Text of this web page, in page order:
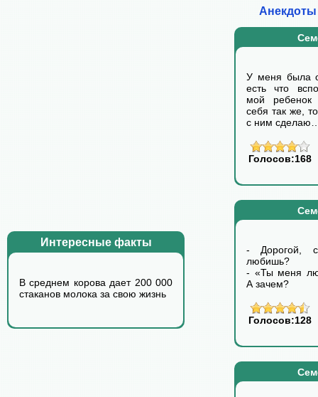
Интересные факты
В среднем корова дает 200 000
стаканов молока за свою жизнь
Анекдоты
У меня была
есть что
мой ребенок
себя так же,
с ним
Голосов:168
- Дорогой,
любишь?
- «Ты меня
А зачем?
Голосов:128